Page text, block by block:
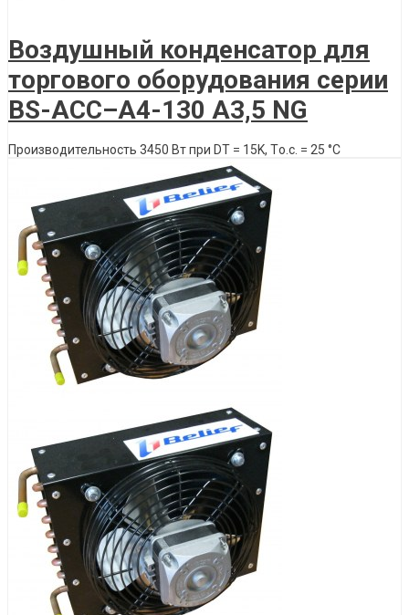
Воздушный конденсатор для
торгового оборудования серии
BS-ACС–A4-130 А3,5 NG
Производительность 3450 Вт при DT = 15K, Tо.с. = 25 °C